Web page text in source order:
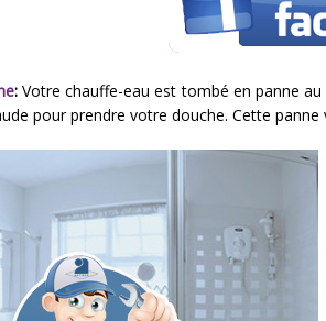
: Votre chauffe-eau est tombé en panne
pour prendre votre douche. Cette